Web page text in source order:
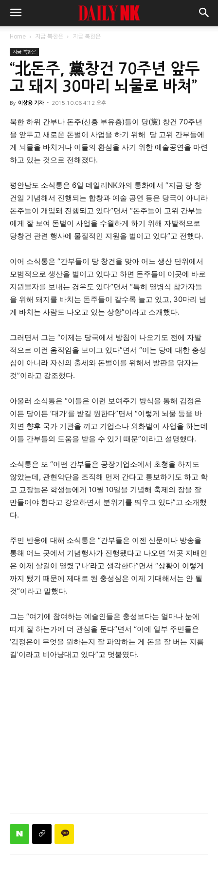
Home 지금 북한은 지금 북한은
지금 북한은
“北돈주, 黨창건 70주년 앞두
고 돼지 30마리 뇌물로 바쳐”
By 이상용 기자 - 2015.10.06 4:12 오후
북한 하위 간부나 돈주(신흥 부유층)들이 당(黨) 창건 70주년
을 앞두고 새로운 돈벌이 사업을 하기 위해 당 고위 간부들에
게 뇌물을 바치거나 이들의 환심을 사기 위한 예술공연을 마련
하고 있는 것으로 전해졌다.
평안남도 소식통은 6일 데일리NK와의 통화에서 “지금 당 창
건일 기념해서 진행되는 합창과 예술 공연 등은 당국이 아니라
돈주들이 개입돼 진행되고 있다”면서 “돈주들이 고위 간부들
에게 잘 보여 돈벌이 사업을 수월하게 하기 위해 자발적으로
당창건 관련 행사에 물질적인 지원을 벌이고 있다”고 전했다.
이어 소식통은 “간부들이 당 창건을 맞아 어느 생산 단위에서
모범적으로 생산을 벌이고 있다고 하면 돈주들이 이곳에 바로
지원물자를 보내는 경우도 있다”면서 “특히 열병식 참가자들
을 위해 돼지를 바치는 돈주들이 갈수록 늘고 있고, 30마리 넘
게 바치는 사람도 나오고 있는 상황”이라고 소개했다.
그러면서 그는 “이제는 당국에서 방침이 나오기도 전에 자발
적으로 이런 움직임을 보이고 있다”면서 “이는 당에 대한 충성
심이 아니라 자신의 출세와 돈벌이를 위해서 발판을 닦자는
것”이라고 강조했다.
아울러 소식통은 “이들은 이런 보여주기 방식을 통해 김정은
이든 당이든 ‘대가’를 받길 원한다”면서 “이렇게 뇌물 등을 바
치면 향후 국가 기관을 끼고 기업소나 외화벌이 사업을 하는데
이들 간부들의 도움을 받을 수 있기 때문”이라고 설명했다.
소식통은 또 “어떤 간부들은 공장기업소에서 초청을 하지도
않았는데, 관현악단을 조직해 먼저 간다고 통보하기도 하고 학
교 교장들은 학생들에게 10월 10일을 기념해 축제의 장을 잘
만들어야 한다고 강요하면서 분위기를 띄우고 있다”고 소개했
다.
주민 반응에 대해 소식통은 “간부들은 이젠 신문이나 방송을
통해 어느 곳에서 기념행사가 진행됐다고 나오면 ‘저곳 지배인
은 이제 살길이 열렸구나’라고 생각한다”면서 “상황이 이렇게
까지 됐기 때문에 제대로 된 충성심은 이제 기대해서는 안 될
것”이라고 말했다.
그는 “여기에 참여하는 예술인들은 충성보다는 얼마나 눈에
띠게 잘 하는가에 더 관심을 둔다”면서 “이에 일부 주민들은
‘김정은이 무엇을 원하는지 잘 파악하는 게 돈을 잘 버는 지름
길’이라고 비아냥대고 있다”고 덧붙였다.